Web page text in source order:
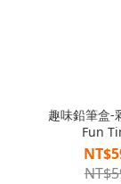
趣味鉛筆盒-
Fun